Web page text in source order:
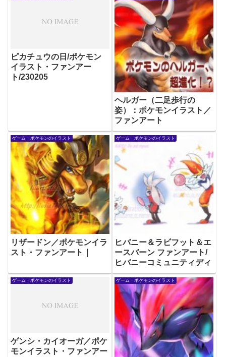
ピカチュウの日/ポケモン
イラスト・ファンアー
ト/230205
ヘルガー（二足歩行の
姿）：ポケモンイラスト／
ファンアート
ゲーム・ポケモンのイラスト
リザードン／ポケモンイラ
スト・ファンアート｜
ゲーム・ポケモンのイラスト
ヒバニー＆ラビフット＆エ
ースバーン ファンアート/
ヒバニーコミュニティディ
ゲーム・ポケモンのイラスト
ゲンシ・カイオーガ／ポケ
モンイラスト・ファンアー
ゲーム・ポケモンのイラスト